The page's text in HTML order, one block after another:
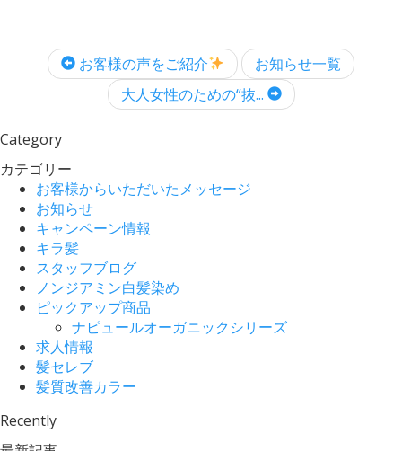
お客様の声をご紹介
お知らせ一覧
大人女性のための“抜...
Category
カテゴリー
お客様からいただいたメッセージ
お知らせ
キャンペーン情報
キラ髪
スタッフブログ
ノンジアミン白髪染め
ピックアップ商品
ナピュールオーガニックシリーズ
求人情報
髪セレブ
髪質改善カラー
Recently